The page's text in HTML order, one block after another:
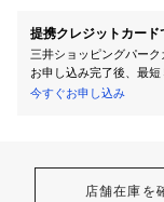
提携クレジットカード
三井ショッピングパー
お申し込み完了後、最短
今すぐお申し込み
店舗在庫を